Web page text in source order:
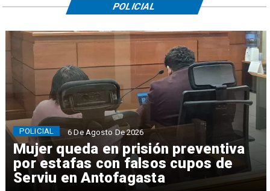
Mujer queda en prisión preventiva
por estafas con falsos cupos de
Serviu en Antofagasta
POLICIAL 6 De Agosto De 2026
POLICIAL